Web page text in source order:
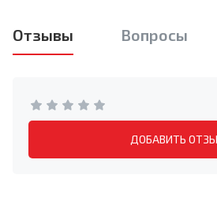
Отзывы Вопросы
ДОБАВИТЬ